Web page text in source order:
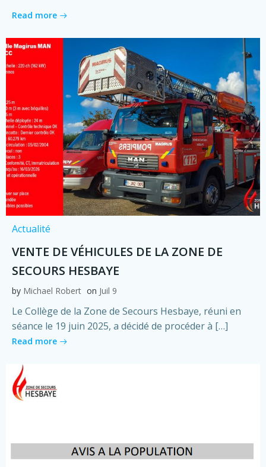
Read more
Actualité
VENTE DE VÉHICULES DE LA ZONE DE
SECOURS HESBAYE
by Michael Robert on Juil 9
Le Collège de la Zone de Secours Hesbaye, réuni en
séance le 19 juin 2025, a décidé de procéder à […]
Read more